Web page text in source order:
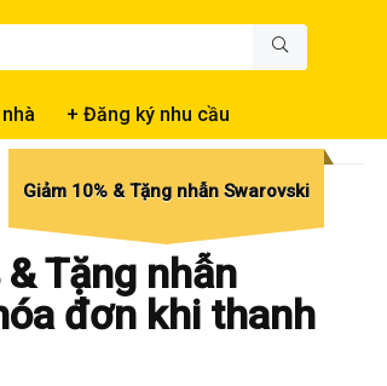
+ Đăng ký nhu cầu
Giảm 10% & Tặng nhẫn Swarovski
Tặng nhẫn
đơn khi thanh